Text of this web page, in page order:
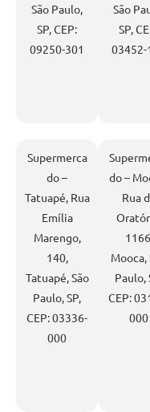
São Paulo,
SP, CEP:
09250-301
São
SP,
03452-
Supermerca
do –
Tatuapé, Rua
Emília
Marengo,
140,
Tatuapé, São
Paulo, SP,
CEP: 03336-
000
do –
Rua
1166,
Mooca,
Paulo,
CEP:
000